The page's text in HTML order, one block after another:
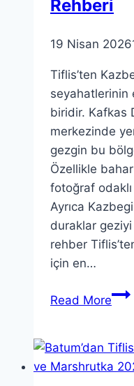
Rehberi
19 Nisan 2026
Tiflis’ten
seyahatlerinin
biridir. Kafkas
merkezinde
gezgin bu
Özellikle
fotoğraf
Ayrıca
duraklar
rehber
için en…
Read More